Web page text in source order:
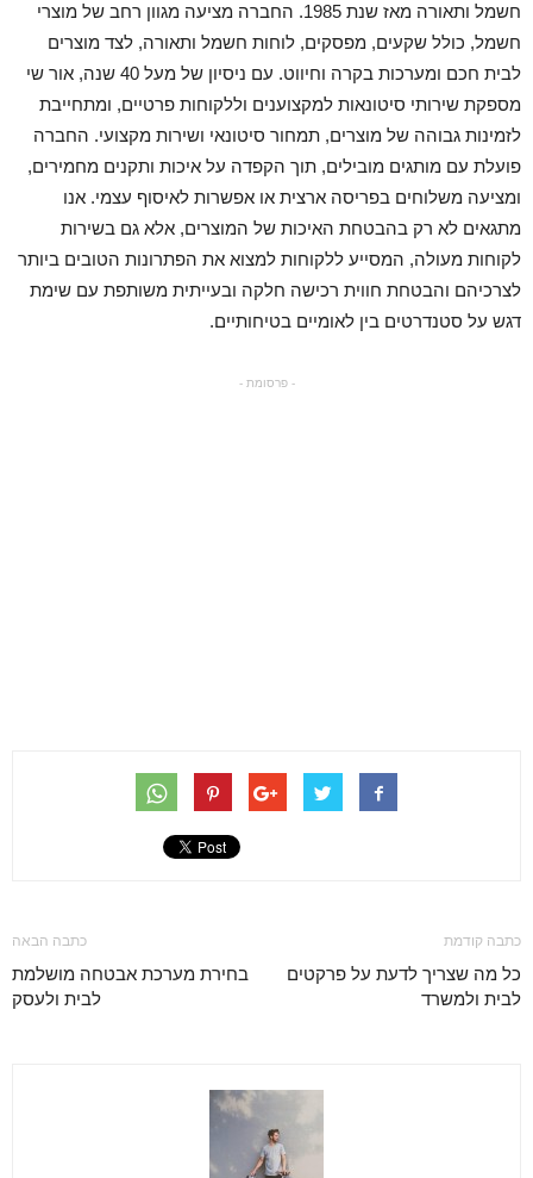
חשמל ותאורה מאז שנת 1985. החברה מציעה מגוון רחב של מוצרי
חשמל, כולל שקעים, מפסקים, לוחות חשמל ותאורה, לצד מוצרים
לבית חכם ומערכות בקרה וחיווט. עם ניסיון של מעל 40 שנה, אור שי
מספקת שירותי סיטונאות למקצוענים וללקוחות פרטיים, ומתחייבת
לזמינות גבוהה של מוצרים, תמחור סיטונאי ושירות מקצועי. החברה
פועלת עם מותגים מובילים, תוך הקפדה על איכות ותקנים מחמירים,
ומציעה משלוחים בפריסה ארצית או אפשרות לאיסוף עצמי. אנו
מתגאים לא רק בהבטחת האיכות של המוצרים, אלא גם בשירות
לקוחות מעולה, המסייע ללקוחות למצוא את הפתרונות הטובים ביותר
לצרכיהם והבטחת חווית רכישה חלקה ובעייתית משותפת עם שימת
דגש על סטנדרטים בין לאומיים בטיחותיים.
- פרסומת -
כתבה קודמת
כל מה שצריך לדעת על פרקטים
לבית ולמשרד
כתבה הבאה
בחירת מערכת אבטחה מושלמת
לבית ולעסק